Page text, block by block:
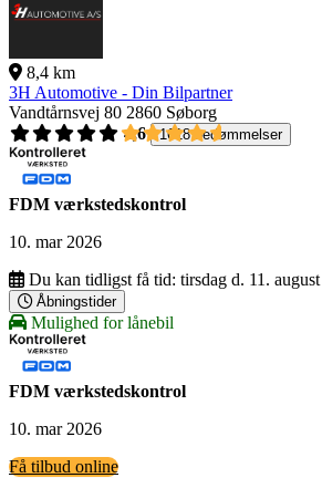
8,4 km
3H Automotive - Din Bilpartner
Vandtårnsvej 80 2860 Søborg
4,6
1618 bedømmelser
FDM værkstedskontrol
10. mar 2026
Du kan tidligst få tid: tirsdag d. 11. august
Åbningstider
Mulighed for lånebil
FDM værkstedskontrol
10. mar 2026
Få tilbud online